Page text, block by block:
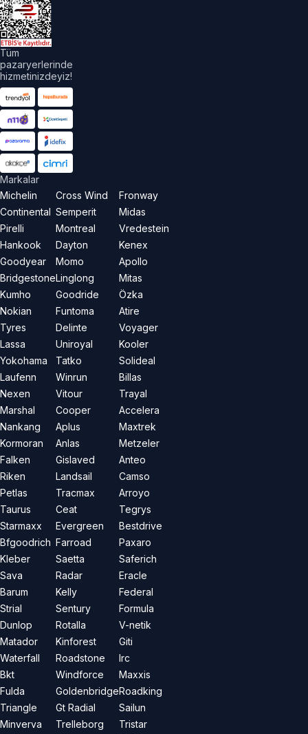
Tüm
pazaryerlerinde
hizmetinizdeyiz!
Markalar
Michelin
Continental
Pirelli
Hankook
Goodyear
Bridgestone
Kumho
Nokian
Tyres
Lassa
Yokohama
Laufenn
Nexen
Marshal
Nankang
Kormoran
Falken
Riken
Petlas
Taurus
Starmaxx
Bfgoodrich
Kleber
Sava
Barum
Strial
Dunlop
Matador
Waterfall
Bkt
Fulda
Triangle
Minverva
Cross Wind
Semperit
Montreal
Dayton
Momo
Linglong
Goodride
Funtoma
Delinte
Uniroyal
Tatko
Winrun
Vitour
Cooper
Aplus
Anlas
Gislaved
Landsail
Tracmax
Ceat
Evergreen
Farroad
Saetta
Radar
Kelly
Sentury
Rotalla
Kinforest
Roadstone
Windforce
Goldenbridge
Gt Radial
Trelleborg
Fronway
Midas
Vredestein
Kenex
Apollo
Mitas
Özka
Atire
Voyager
Kooler
Solideal
Billas
Trayal
Accelera
Maxtrek
Metzeler
Anteo
Camso
Arroyo
Tegrys
Bestdrive
Paxaro
Saferich
Eracle
Federal
Formula
V-netik
Giti
Irc
Maxxis
Roadking
Sailun
Tristar